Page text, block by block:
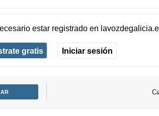
estar registradoen
gratis Iniciar sesión